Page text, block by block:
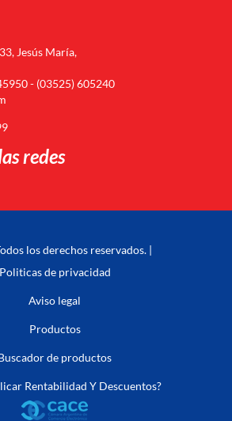
Jesús María,
- (03525) 605240
redes
los derechos reservados. |
Politicas de privacidad
Aviso legal
Productos
de productos
Rentabilidad Y Descuentos?